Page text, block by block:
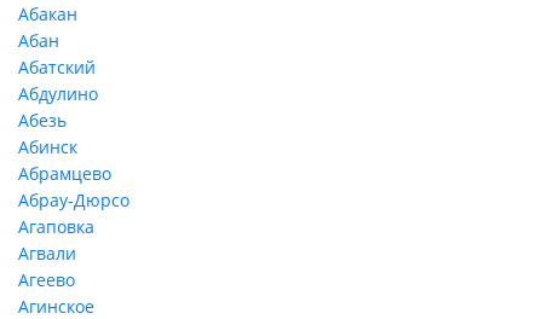
Абакан
Абан
Абатский
Абдулино
Абезь
Абинск
Абрамцево
Абрау-Дюрсо
Агаповка
Агвали
Агеево
Агинское